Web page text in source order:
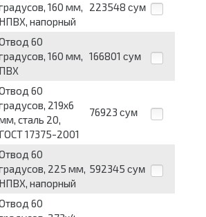
160 мм,
НПВХ, напорный
223548 сум
60
160 мм,
ПВХ
166801 сум
60
219x6
сталь 20,
ГОСТ 17375-2001
76923 сум
60
225 мм,
НПВХ, напорный
592345 сум
60